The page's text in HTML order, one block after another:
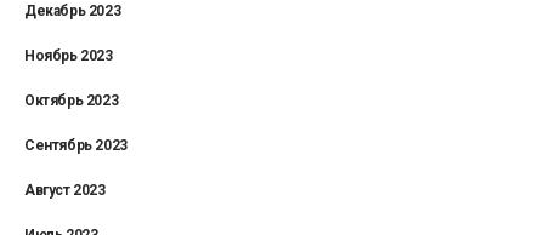
Декабрь 2023
Ноябрь 2023
Октябрь 2023
Сентябрь 2023
Август 2023